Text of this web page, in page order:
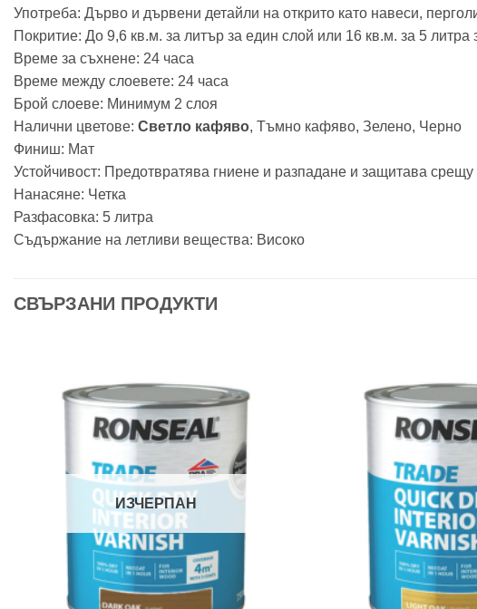
Употреба: Дърво и дървени детайли на открито като навеси,
Покритие: До 9,6 кв.м. за литър за един слой или 16 кв.м. за 5 литра
Време за съхнене: 24 часа
Време между слоевете: 24 часа
Брой слоеве: Минимум 2 слоя
Налични цветове: Светло кафяво, Тъмно кафяво, Зелено, Черно
Финиш: Мат
Устойчивост: Предотвратява гниене и разпадане и защитава срещу
Нанасяне: Четка
Разфасовка: 5 литра
Съдържание на летливи вещества: Високо
СВЪРЗАНИ ПРОДУКТИ
ИЗЧЕРПАН